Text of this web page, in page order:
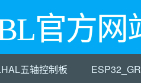
官方网
五轴控制板